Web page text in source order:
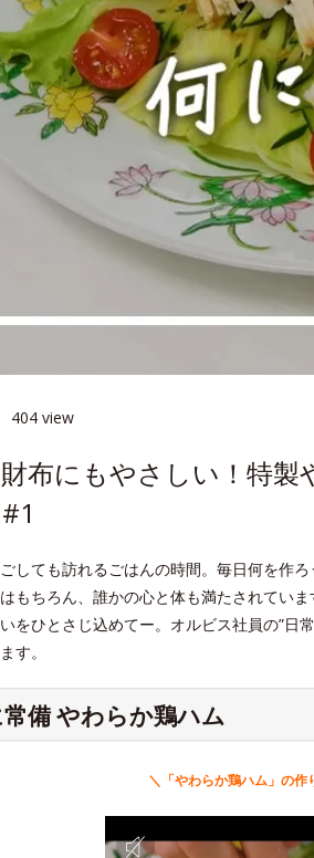
404 view
布にもやさしい！特
しても訪れるごはんの時間。毎日何を作
もちろん、誰かの心と体も満たされてい
をひとさじ込めてー。オルビス社員の”日
す。
備 やわらか鶏ハム
＼「やわらか鶏ハム」の